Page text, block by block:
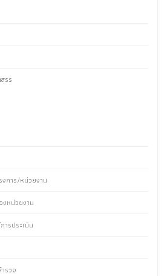
รร
งการ/หน่วยงาน
งหน่วยงาน
ารประเมิน
รวจ